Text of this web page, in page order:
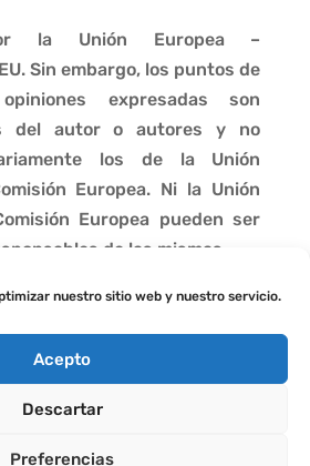
nuestro sitio web y nuestro servicio.
Acepto
Descartar
Preferencias
la Unión Europea –
Sin embargo, los puntos de
expresadas son
del autor o autores y no
los de la Unión
Europea. Ni la Unión
Europea pueden ser
de las mismas.